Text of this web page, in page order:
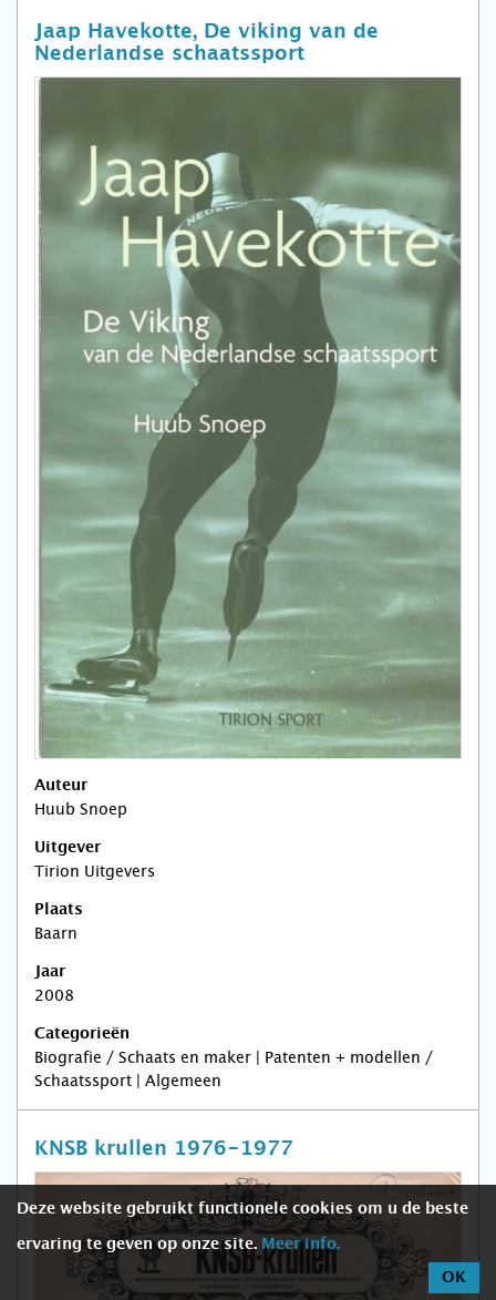
Jaap Havekotte, De viking van de
Nederlandse schaatssport
Auteur
Huub Snoep
Uitgever
Tirion Uitgevers
Plaats
Baarn
Jaar
2008
Categorieën
Biografie / Schaats en maker | Patenten + modellen /
Schaatssport | Algemeen
KNSB krullen 1976-1977
Deze website gebruikt functionele cookies om u de beste
ervaring te geven op onze site. Meer info.
OK